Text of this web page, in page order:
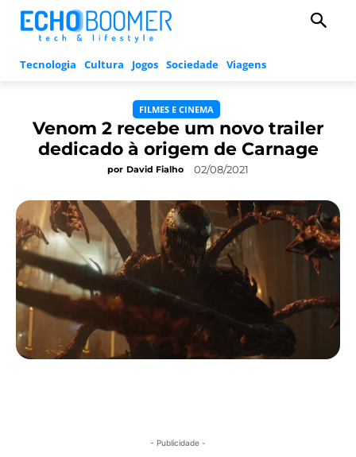
Tecnologia Cultura Jogos Sociedade Viagens
FILMES E CINEMA
Venom 2 recebe um novo trailer
dedicado à origem de Carnage
por David Fialho 02/08/2021
- Publicidade -